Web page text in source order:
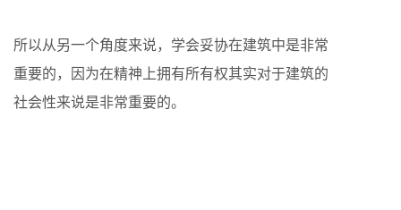
所以从另一个角度来说，学会妥协在建筑中是非常
重要的，因为在精神上拥有所有权其实对于建筑的
社会性来说是非常重要的。